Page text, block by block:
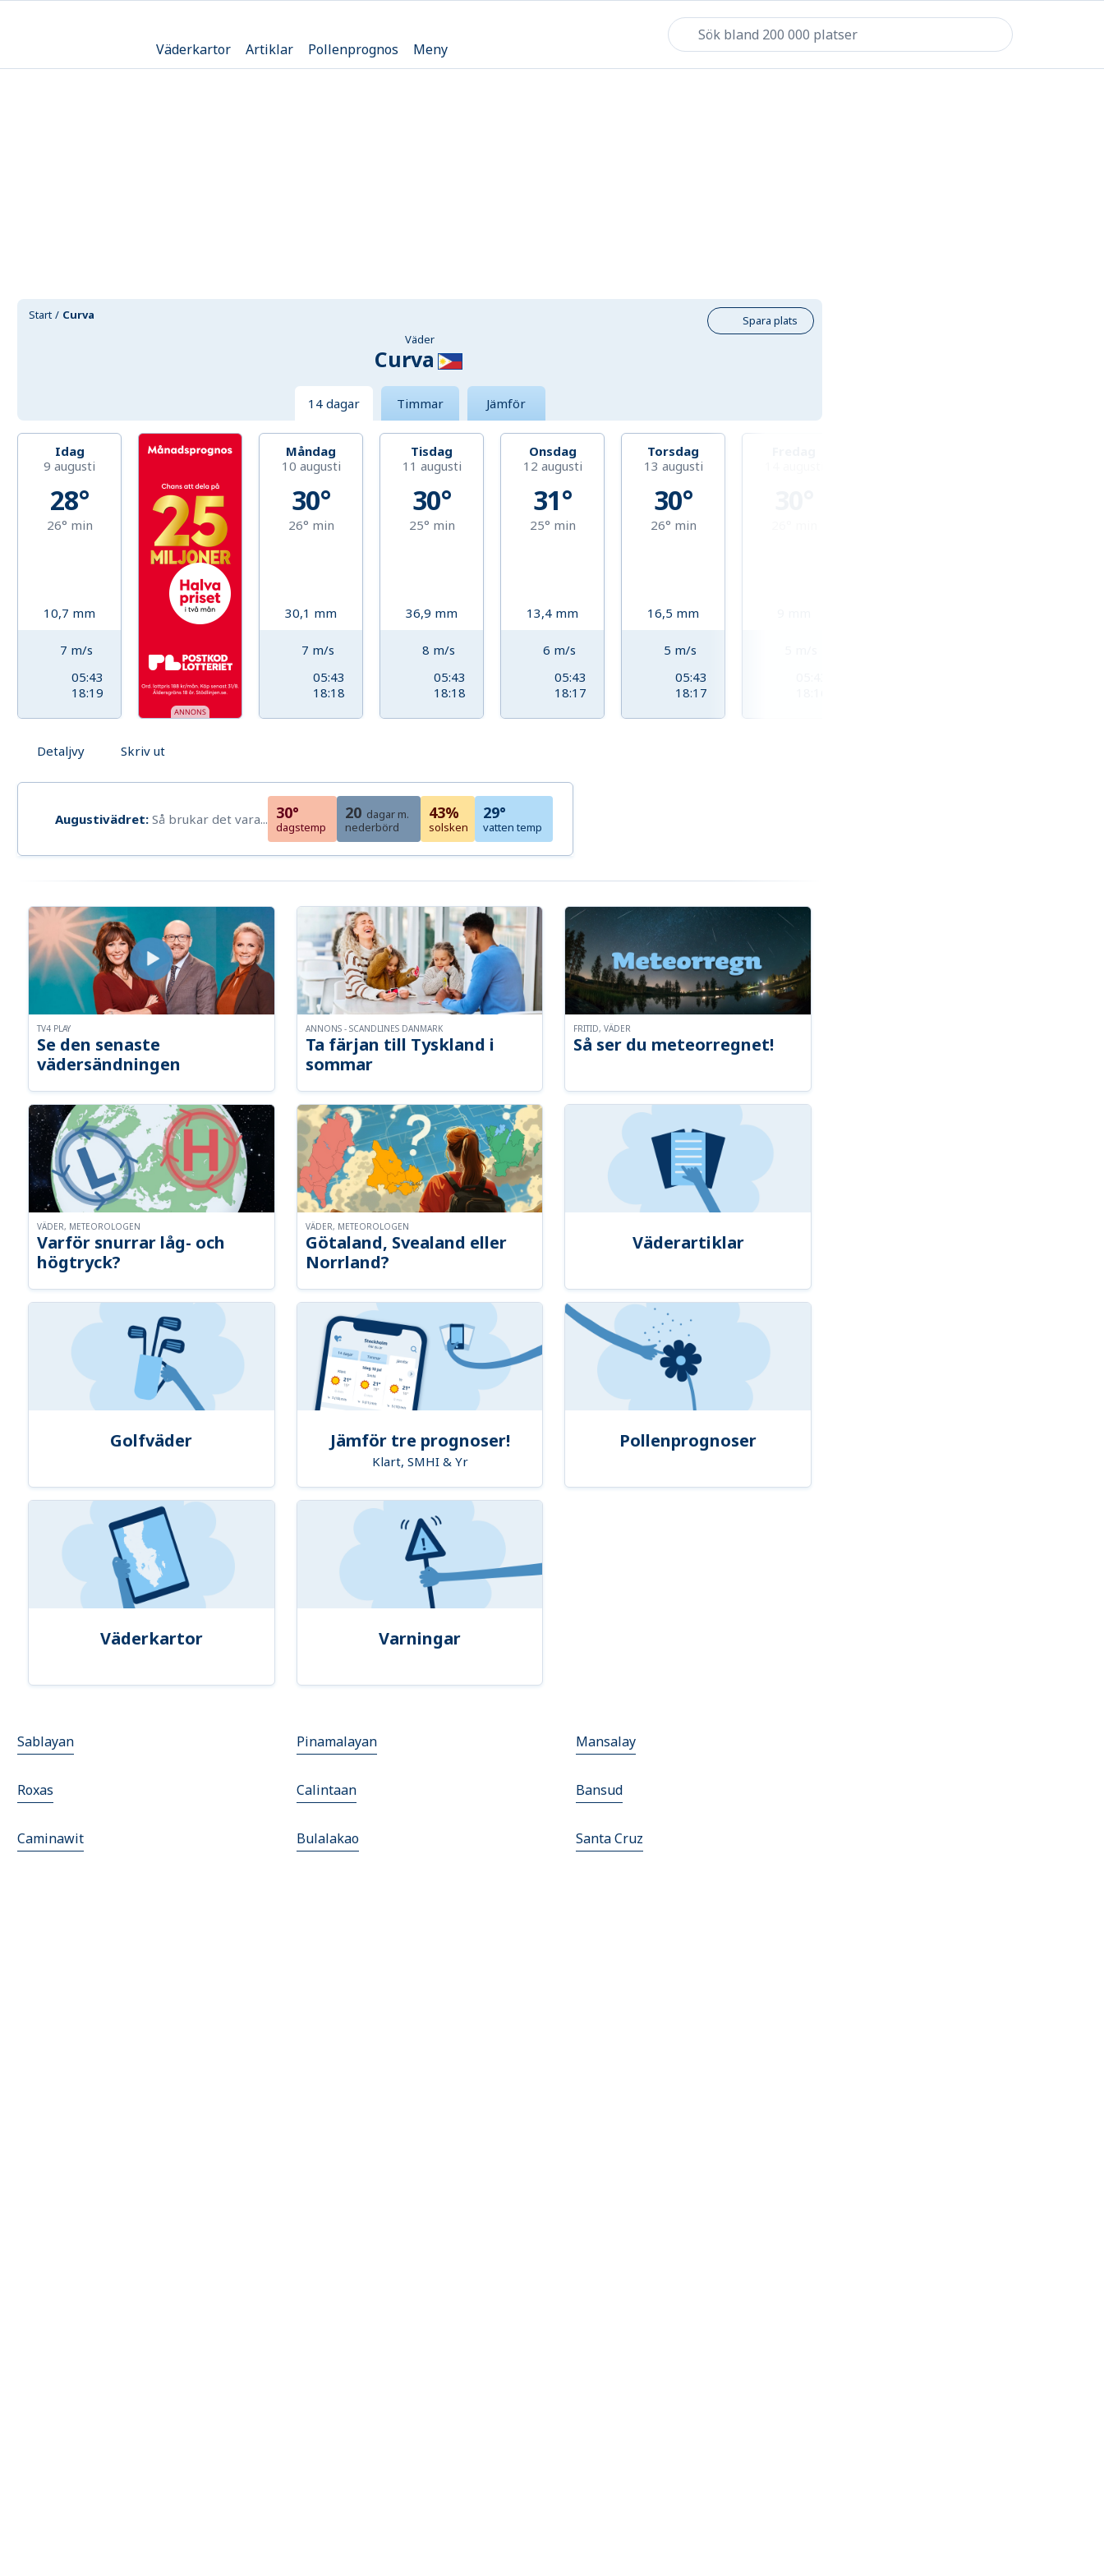
Väderkartor Artiklar Pollenprognos Meny
Start Curva
Spara plats
Väder
Curva
14 dagar Timmar Jämför
Idag
9 augusti
28°
26° min
10,7 mm
7 m/s
05:43
18:19
Måndag
10 augusti
30°
26° min
30,1 mm
7 m/s
05:43
18:18
Tisdag
11 augusti
30°
25° min
36,9 mm
8 m/s
05:43
18:18
Onsdag
12 augusti
31°
25° min
13,4 mm
6 m/s
05:43
18:17
Torsdag
13 augusti
30°
26° min
16,5 mm
5 m/s
05:43
18:17
Detaljvy Skriv ut
Augustivädret: Så brukar det vara... 30°
dagstemp
20 dagar m.
nederbörd
43%
solsken
29°
vatten temp
Se den senaste
vädersändningen
TV4 PLAY
Ta färjan till Tyskland i
sommar
ANNONS - SCANDLINES DANMARK
Så ser du meteorregnet!
FRITID, VÄDER
Varför snurrar låg- och
högtryck?
VÄDER, METEOROLOGEN
Götaland, Svealand eller
Norrland?
VÄDER, METEOROLOGEN
Väderartiklar
Golfväder Jämför tre prognoser!
Klart, SMHI & Yr
Pollenprognoser
Väderkartor Varningar
Sablayan Pinamalayan Mansalay
Roxas Calintaan Bansud
Caminawit Bulalakao Santa Cruz